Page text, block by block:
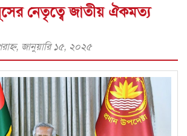
নেতৃত্বে জাতীয় ঐকমত্য
জানুয়ারি ১৫, ২০২৫